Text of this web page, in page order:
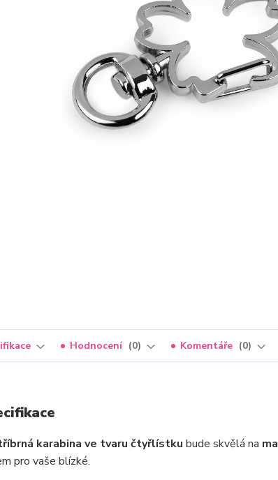
Hodnocení 0 Komentáře 0
karabina ve tvaru čtyřlístku bude skvělá na
pro vaše blízké.